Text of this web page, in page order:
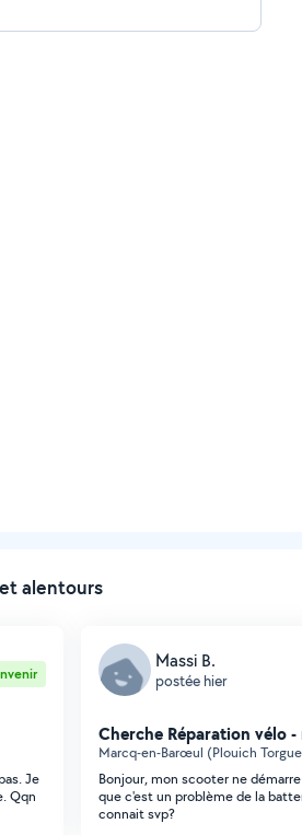
alentours
Je
Qqn
Massi B.
postée hier
Cherche Réparation vélo
Marcq-en-Barœul (Plouich
Bonjour, mon scooter ne
que c'est un problème de la
connait svp?